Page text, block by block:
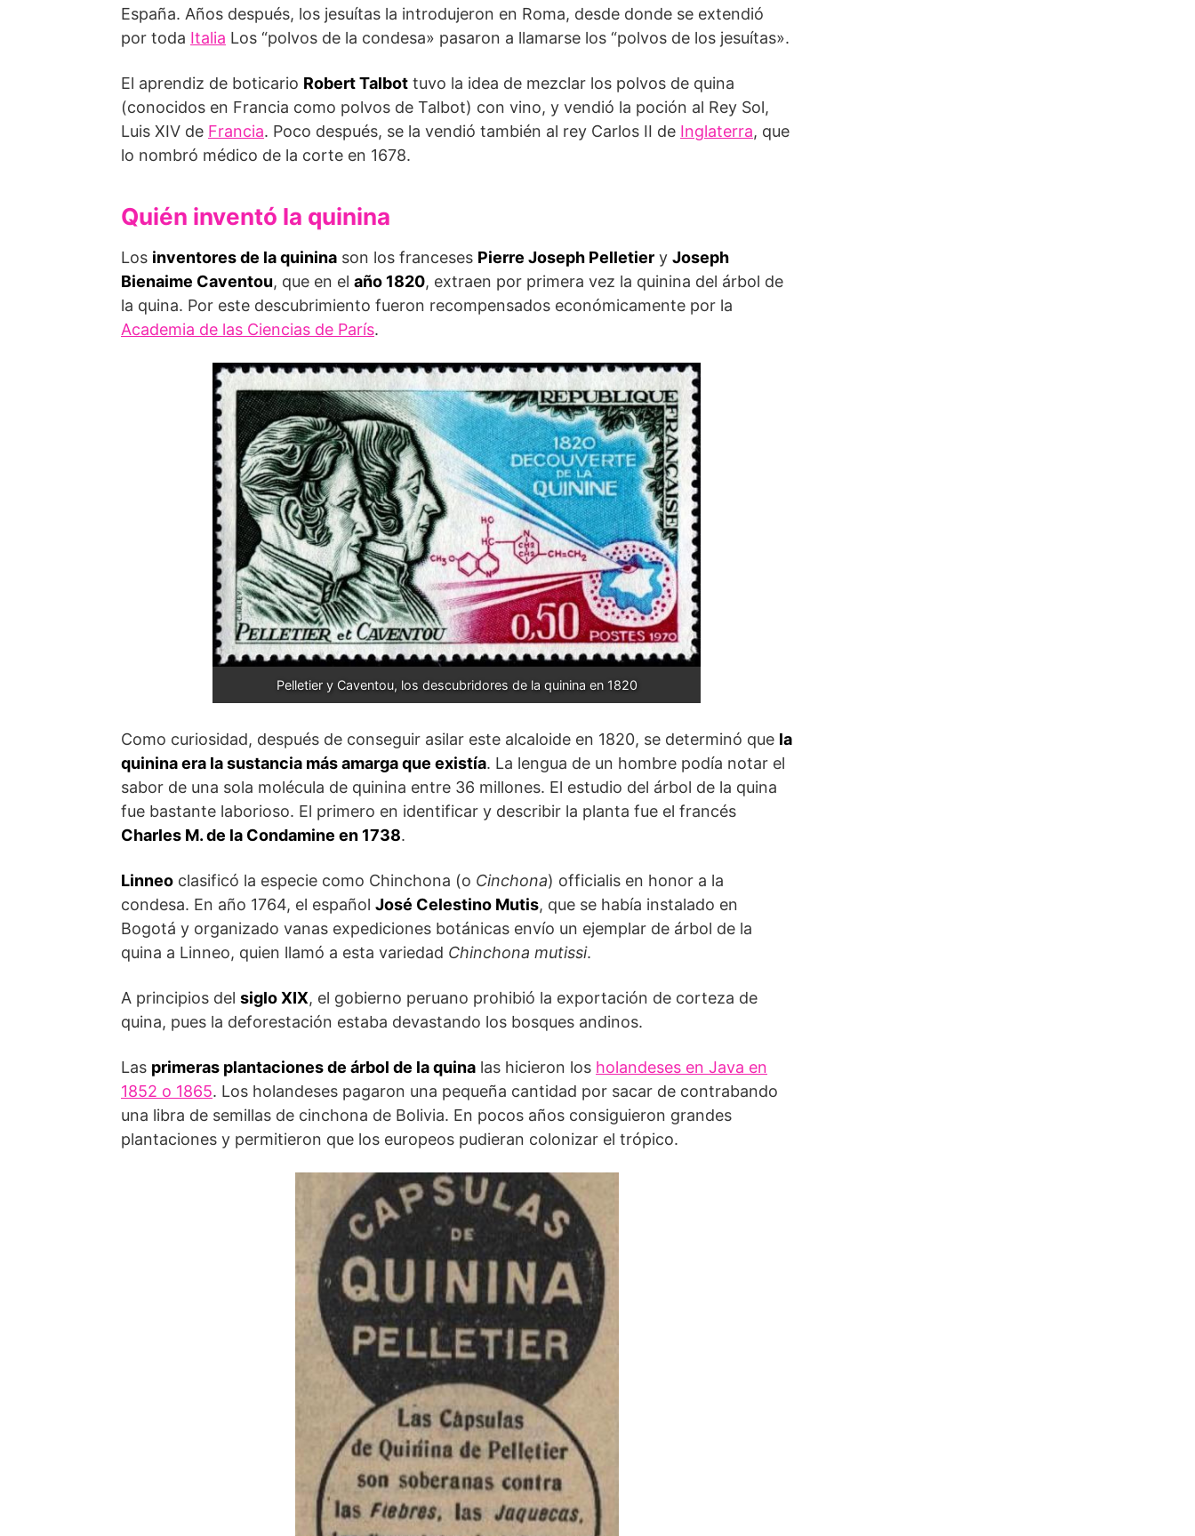
España. Años después, los jesuítas la introdujeron en Roma, desde donde se extendió
por toda Italia Los “polvos de la condesa» pasaron a llamarse los “polvos de los jesuítas».
El aprendiz de boticario Robert Talbot tuvo la idea de mezclar los polvos de quina
(conocidos en Francia como polvos de Talbot) con vino, y vendió la poción al Rey Sol,
Luis XIV de Francia. Poco después, se la vendió también al rey Carlos II de Inglaterra, que
lo nombró médico de la corte en 1678.
Quién inventó la quinina
Los inventores de la quinina son los franceses Pierre Joseph Pelletier y Joseph
Bienaime Caventou, que en el año 1820, extraen por primera vez la quinina del árbol de
la quina. Por este descubrimiento fueron recompensados económicamente por la
Academia de las Ciencias de París.
Pelletier y Caventou, los descubridores de la quinina en 1820
Como curiosidad, después de conseguir asilar este alcaloide en 1820, se determinó que la
quinina era la sustancia más amarga que existía. La lengua de un hombre podía notar el
sabor de una sola molécula de quinina entre 36 millones. El estudio del árbol de la quina
fue bastante laborioso. El primero en identificar y describir la planta fue el francés
Charles M. de la Condamine en 1738.
Linneo clasificó la especie como Chinchona (o Cinchona) officialis en honor a la
condesa. En año 1764, el español José Celestino Mutis, que se había instalado en
Bogotá y organizado vanas expediciones botánicas envío un ejemplar de árbol de la
quina a Linneo, quien llamó a esta variedad Chinchona mutissi.
A principios del siglo XIX, el gobierno peruano prohibió la exportación de corteza de
quina, pues la deforestación estaba devastando los bosques andinos.
Las primeras plantaciones de árbol de la quina las hicieron los holandeses en Java en
1852 o 1865. Los holandeses pagaron una pequeña cantidad por sacar de contrabando
una libra de semillas de cinchona de Bolivia. En pocos años consiguieron grandes
plantaciones y permitieron que los europeos pudieran colonizar el trópico.